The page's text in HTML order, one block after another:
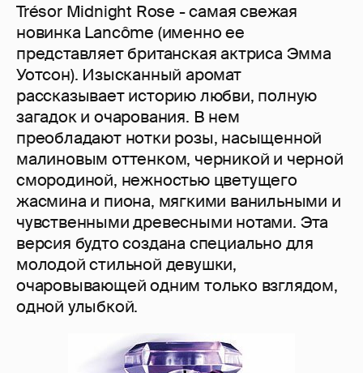
Trésor Midnight Rose - самая свежая
новинка Lancôme (именно ее
представляет британская актриса Эмма
Уотсон). Изысканный аромат
рассказывает историю любви, полную
загадок и очарования. В нем
преобладают нотки розы, насыщенной
малиновым оттенком, черникой и черной
смородиной, нежностью цветущего
жасмина и пиона, мягкими ванильными и
чувственными древесными нотами. Эта
версия будто создана специально для
молодой стильной девушки,
очаровывающей одним только взглядом,
одной улыбкой.